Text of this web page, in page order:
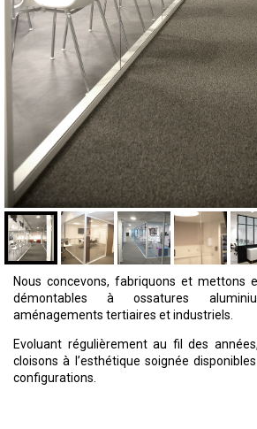
Nous concevons, fabriquons et mettons
démontables à ossatures
aménagements tertiaires et industriels.
Evoluant régulièrement au fil des
cloisons à l’esthétique soignée
configurations.